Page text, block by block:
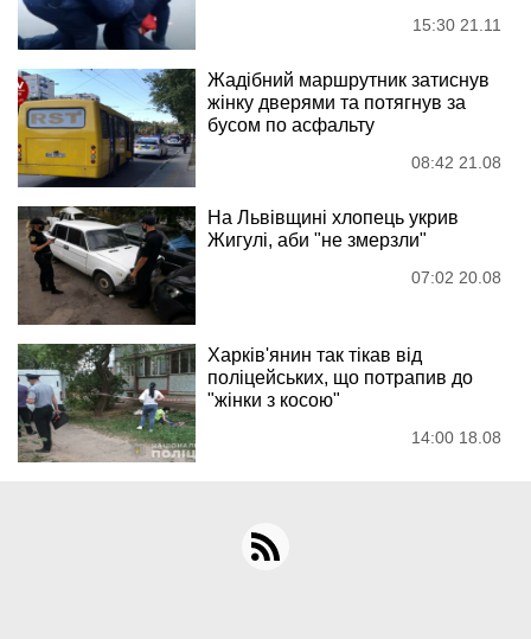
15:30 21.11
Жадібний маршрутник затиснув
жінку дверями та потягнув за
бусом по асфальту
08:42 21.08
На Львівщині хлопець укрив
Жигулі, аби "не змерзли"
07:02 20.08
Харків'янин так тікав від
поліцейських, що потрапив до
"жінки з косою"
14:00 18.08